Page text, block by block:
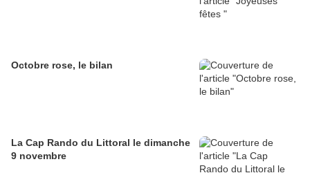
Octobre rose, le bilan
La Cap Rando du Littoral le dimanche
9 novembre